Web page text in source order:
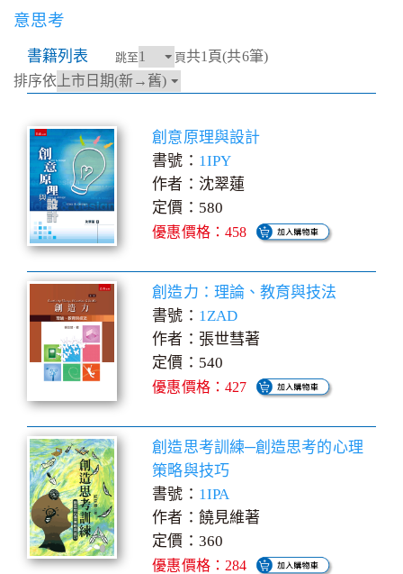
意思考
書籍列表 跳至 頁共1頁(共6筆)
排序依
創意原理與設計
書號： 1IPY
作者：沈翠蓮
定價：580
優惠價格：458
創造力：理論、教育與技法
書號： 1ZAD
作者：張世彗著
定價：540
優惠價格：427
創造思考訓練─創造思考的心理
策略與技巧
書號： 1IPA
作者：饒見維著
定價：360
優惠價格：284